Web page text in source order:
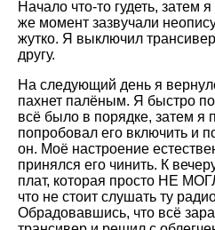
Начало что-то гудеть, затем
же момент зазвучали
жутко. Я выключил
другу.
На следующий день я
пахнет палёным. Я быстро
всё было в порядке, затем я
попробовал его включить и
он. Моё настроение
принялся его чинить. К
плат, которая просто НЕ
что не стоит слушать ту
Обрадовавшись, что всё